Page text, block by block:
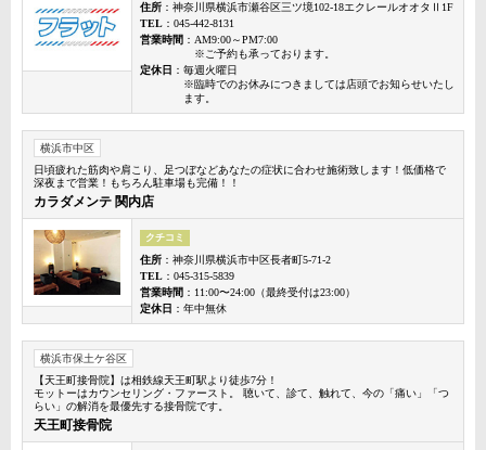
住所 ：神奈川県横浜市瀬谷区三ツ境102-18エクレールオオタⅡ1F
TEL ：045-442-8131
営業時間 ：AM9:00～PM7:00
※ご予約も承っております。
定休日 ：毎週火曜日
※臨時でのお休みにつきましては店頭でお知らせいたし
ます。
横浜市中区
日頃疲れた筋肉や肩こり、足つぼなどあなたの症状に合わせ施術致します！低価格で
深夜まで営業！もちろん駐車場も完備！！
カラダメンテ 関内店
クチコミ
住所 ：神奈川県横浜市中区長者町5-71-2
TEL ：045-315-5839
営業時間 ：11:00〜24:00（最終受付は23:00）
定休日 ：年中無休
横浜市保土ケ谷区
【天王町接骨院】は相鉄線天王町駅より徒歩7分！
モットーはカウンセリング・ファースト。 聴いて、診て、触れて、今の「痛い」「つ
らい」の解消を最優先する接骨院です。
天王町接骨院